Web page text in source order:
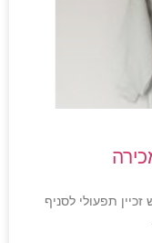
תפעולי לסניף